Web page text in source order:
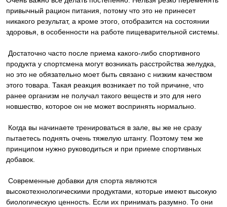
привычный рацион питания, потому что это не принесет
никакого результат, а кроме этого, отобразится на состоянии
здоровья, в особенности на работе пищеварительной системы.
Достаточно часто после приема какого-либо спортивного
продукта у спортсмена могут возникать расстройства желудка,
но это не обязательно моет быть связано с низким качеством
этого товара. Такая реакция возникает по той причине, что
ранее организм не получал такого веществ и это для него
новшество, которое он не может воспринять нормально.
Когда вы начинаете тренироваться в зале, вы же не сразу
пытаетесь поднять очень тяжелую штангу. Поэтому тем же
принципом нужно руководиться и при приеме спортивных
добавок.
Современные добавки для спорта являются
высокотехнологическими продуктами, которые имеют высокую
биологическую ценность. Если их принимать разумно. То они